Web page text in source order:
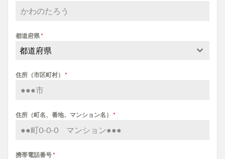
都道府県*
都道府県
住所（市区町村） *
住所（町名、番地、マンション名） *
携帯電話番号*